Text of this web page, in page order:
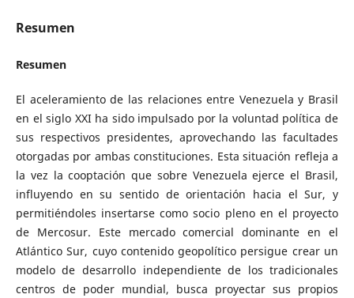
Resumen
Resumen
El aceleramiento de las relaciones entre Venezuela y Brasil
en el siglo XXI ha sido impulsado por la voluntad política de
sus respectivos presidentes, aprovechando las facultades
otorgadas por ambas constituciones. Esta situación refleja a
la vez la cooptación que sobre Venezuela ejerce el Brasil,
influyendo en su sentido de orientación hacia el Sur, y
permitiéndoles insertarse como socio pleno en el proyecto
de Mercosur. Este mercado comercial dominante en el
Atlántico Sur, cuyo contenido geopolítico persigue crear un
modelo de desarrollo independiente de los tradicionales
centros de poder mundial, busca proyectar sus propios